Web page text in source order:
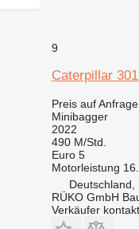
9
Caterpillar
Preis auf Anfrage
Minibagger
2022
490 M/Std.
Euro 5
Motorleistung
Deutschland,
RÜKO GmbH
Verkäufer